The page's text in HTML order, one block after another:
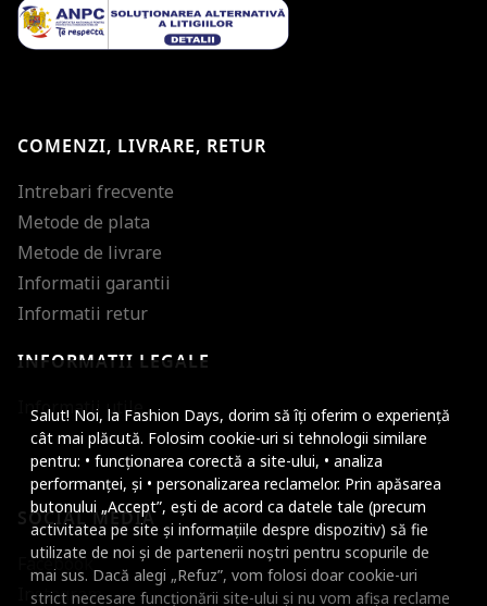
Salut! Noi, la Fashion Days, dorim să îți oferim o experiență
cât mai plăcută. Folosim cookie-uri si tehnologii similare
pentru: • funcționarea corectă a site-ului, • analiza
performanței, și • personalizarea reclamelor. Prin apăsarea
butonului „Accept”, ești de acord ca datele tale (precum
activitatea pe site și informațiile despre dispozitiv) să fie
utilizate de noi și de partenerii noștri pentru scopurile de
mai sus. Dacă alegi „Refuz”, vom folosi doar cookie-uri
strict necesare funcționării site-ului și nu vom afișa reclame
COMENZI, LIVRARE, RETUR
Intrebari frecvente
Metode de plata
Metode de livrare
Informatii garantii
Informatii retur
INFORMATII LEGALE
Informatii utile
SOCIAL MEDIA
Facebook
Instagram
Micsoreaza
Mareste spatierea
Micsoreaza
Mareste inaltimea